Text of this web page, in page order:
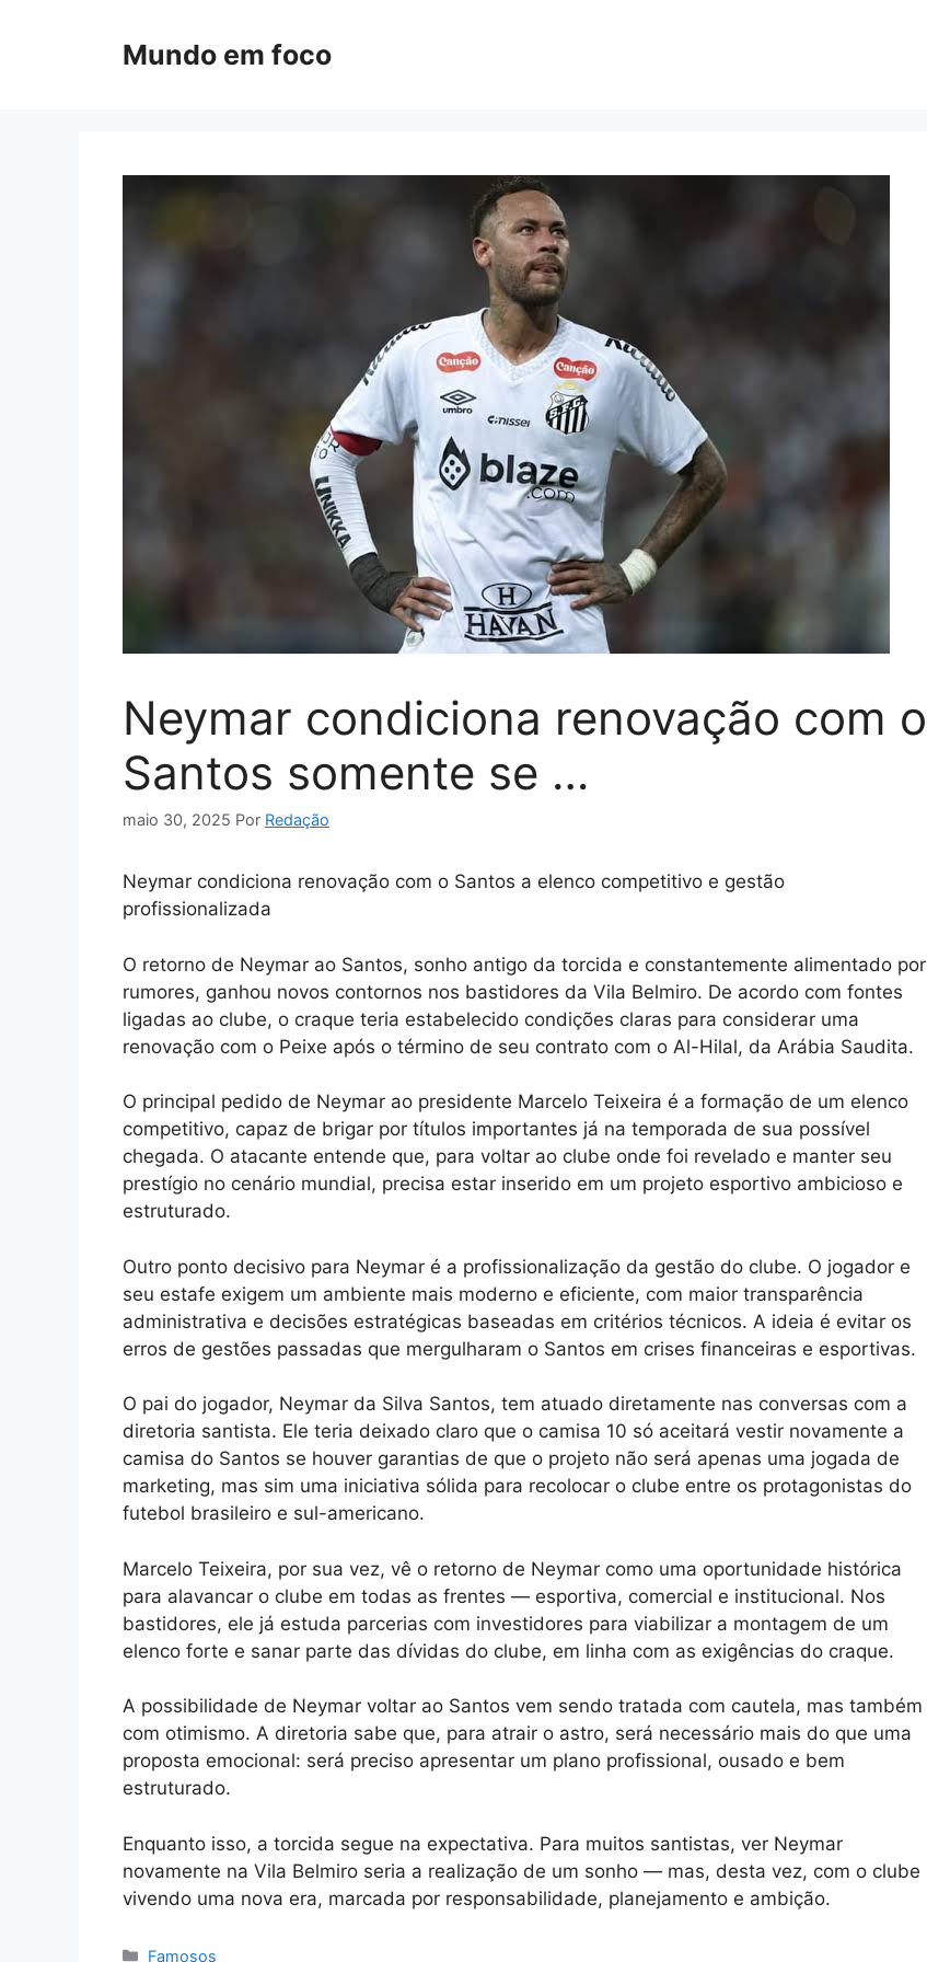
Mundo em foco
Neymar condiciona renovação com o
Santos somente se …
maio 30, 2025 Por Redação
Neymar condiciona renovação com o Santos a elenco competitivo e gestão
profissionalizada
O retorno de Neymar ao Santos, sonho antigo da torcida e constantemente alimentado por
rumores, ganhou novos contornos nos bastidores da Vila Belmiro. De acordo com fontes
ligadas ao clube, o craque teria estabelecido condições claras para considerar uma
renovação com o Peixe após o término de seu contrato com o Al-Hilal, da Arábia Saudita.
O principal pedido de Neymar ao presidente Marcelo Teixeira é a formação de um elenco
competitivo, capaz de brigar por títulos importantes já na temporada de sua possível
chegada. O atacante entende que, para voltar ao clube onde foi revelado e manter seu
prestígio no cenário mundial, precisa estar inserido em um projeto esportivo ambicioso e
estruturado.
Outro ponto decisivo para Neymar é a profissionalização da gestão do clube. O jogador e
seu estafe exigem um ambiente mais moderno e eficiente, com maior transparência
administrativa e decisões estratégicas baseadas em critérios técnicos. A ideia é evitar os
erros de gestões passadas que mergulharam o Santos em crises financeiras e esportivas.
O pai do jogador, Neymar da Silva Santos, tem atuado diretamente nas conversas com a
diretoria santista. Ele teria deixado claro que o camisa 10 só aceitará vestir novamente a
camisa do Santos se houver garantias de que o projeto não será apenas uma jogada de
marketing, mas sim uma iniciativa sólida para recolocar o clube entre os protagonistas do
futebol brasileiro e sul-americano.
Marcelo Teixeira, por sua vez, vê o retorno de Neymar como uma oportunidade histórica
para alavancar o clube em todas as frentes — esportiva, comercial e institucional. Nos
bastidores, ele já estuda parcerias com investidores para viabilizar a montagem de um
elenco forte e sanar parte das dívidas do clube, em linha com as exigências do craque.
A possibilidade de Neymar voltar ao Santos vem sendo tratada com cautela, mas também
com otimismo. A diretoria sabe que, para atrair o astro, será necessário mais do que uma
proposta emocional: será preciso apresentar um plano profissional, ousado e bem
estruturado.
Enquanto isso, a torcida segue na expectativa. Para muitos santistas, ver Neymar
novamente na Vila Belmiro seria a realização de um sonho — mas, desta vez, com o clube
vivendo uma nova era, marcada por responsabilidade, planejamento e ambição.
Categorias
Famosos